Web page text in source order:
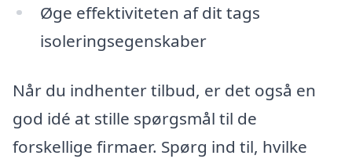
Øge effektiviteten af dit tags
isoleringsegenskaber
Når du indhenter tilbud, er det også en
god idé at stille spørgsmål til de
forskellige firmaer. Spørg ind til, hvilke